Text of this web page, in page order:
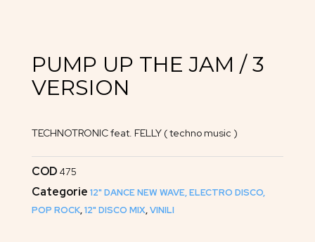
PUMP UP THE JAM / 3
VERSION
TECHNOTRONIC feat. FELLY ( techno music )
COD 475
Categorie 12" DANCE NEW WAVE, ELECTRO DISCO,
POP ROCK,12" DISCO MIX,VINILI